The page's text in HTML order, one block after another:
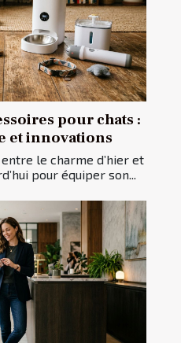
pour chats :
et innovations
le charme d’hier et
pour équiper son...